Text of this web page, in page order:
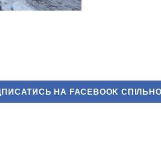
НА FACEBOOK